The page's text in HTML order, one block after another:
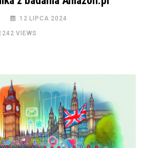
12 LIPCA 2024
242 VIEWS